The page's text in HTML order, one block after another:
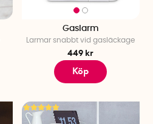
Gaslarm
Larmar snabbt vid gasläckage
449 kr
Köp